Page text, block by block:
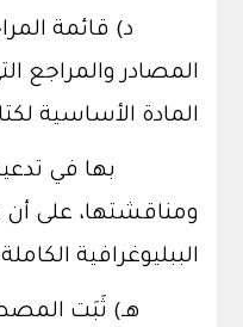
د) قائمة
المصادر والمراجع
المادة الأساسية
بها في تدعيم
ومناقشتها، على أن
الببليوغرافية
هـ) ثَبَت